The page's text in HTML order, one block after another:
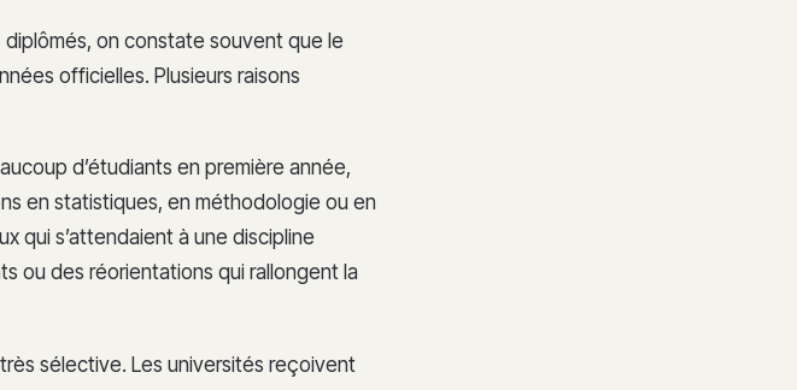
on constate souvent que le
officielles. Plusieurs raisons
d’étudiants en première année,
en statistiques, en méthodologie ou en
qui s’attendaient à une discipline
ou des réorientations qui rallongent la
sélective. Les universités reçoivent